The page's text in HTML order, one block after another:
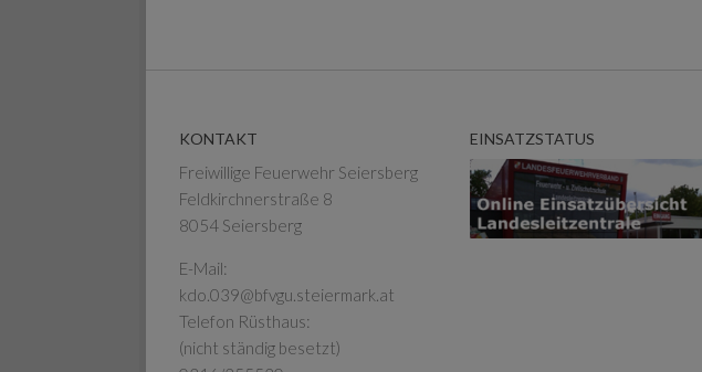
KONTAKT
Freiwillige Feuerwehr Seiersberg
Feldkirchnerstraße 8
8054 Seiersberg
E-Mail:
kdo.039@bfvgu.steiermark.at
Telefon Rüsthaus:
(nicht ständig besetzt)
EINSATZSTATUS